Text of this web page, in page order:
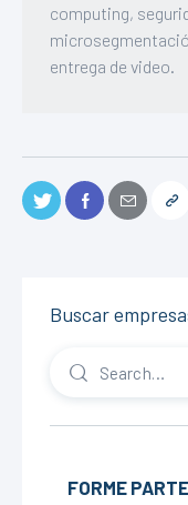
computing,
entrega de video.
Buscar
FORME